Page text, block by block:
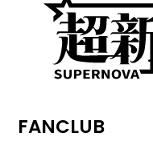
FANCLUB